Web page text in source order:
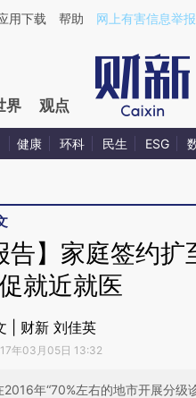
x0w7SOjm](https://
用下载 帮助 网上有害信息举
界 观点
健康 环科 民生 ESG
告】家庭签约
就近就医
| 财新 刘佳英
年03月05日 13:32
年“70%左右的地市开展分级